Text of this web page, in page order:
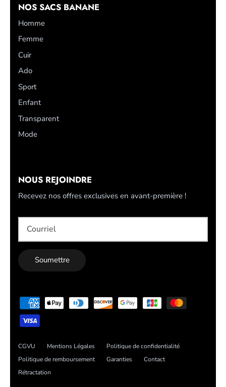
NOS SACS BANANE
Homme
Femme
Cuir
Ado
Sport
Enfant
Transparent
Mode
NOUS REJOINDRE
Recevez nos offres exclusives en avant-première !
Soumettre
CGVU Mentions Légales
Politique de confidentialité
Politique de remboursement
Garanties
Contact
Rétractation